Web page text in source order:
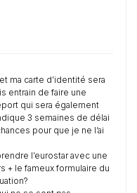
ma carte d’identité sera
entrain de faire une
qui sera également
3 semaines de délai
pour que je ne l’ai
l’eurostar avec une
+ le fameux formulaire du